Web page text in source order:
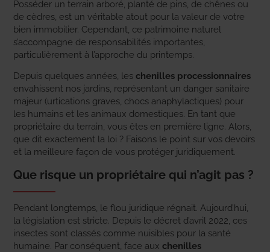
Posséder un terrain arboré, planté de pins, de chênes ou
de cèdres, est un véritable atout pour la valeur de votre
bien immobilier. Cependant, ce patrimoine naturel
s’accompagne de responsabilités importantes,
particulièrement à l’approche du printemps.
Depuis quelques années, les chenilles processionnaires
envahissent nos jardins, représentant un danger sanitaire
majeur (urtications graves, chocs anaphylactiques) pour
les humains et les animaux domestiques. En tant que
propriétaire du terrain, vous êtes en première ligne. Alors,
que dit exactement la loi ? Faisons le point sur vos devoirs
et la meilleure façon de vous protéger juridiquement.
Que risque un propriétaire qui n’agit pas ?
Pendant longtemps, le flou juridique régnait. Aujourd’hui,
la législation est stricte. Depuis le décret d’avril 2022, ces
insectes sont classés comme nuisibles pour la santé
humaine. Par conséquent, face aux chenilles